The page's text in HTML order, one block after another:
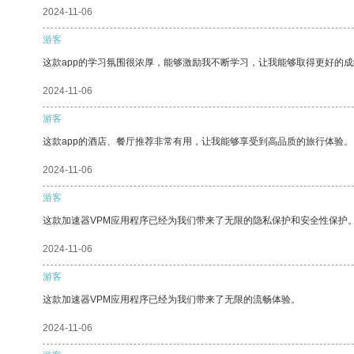
2024-11-06
游客
这款app的学习氛围很浓厚，能够激励我不断学习，让我能够取得更好的
2024-11-06
游客
这款app的酒店、餐厅推荐非常有用，让我能够享受到高品质的旅行体验。
2024-11-06
游客
这款加速器VPM应用程序已经为我们带来了无限的隐私保护和安全性保护
2024-11-06
游客
这款加速器VPM应用程序已经为我们带来了无限的流畅体验。
2024-11-06